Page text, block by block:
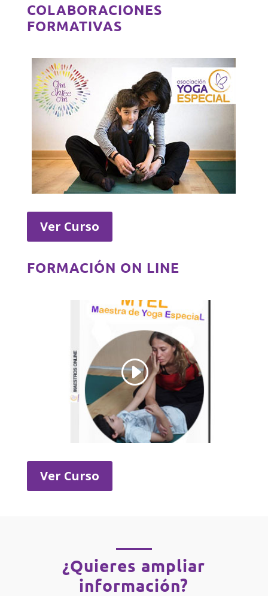
COLABORACIONES
FORMATIVAS
Ver Curso
FORMACIÓN ON LINE
Ver Curso
¿Quieres ampliar
información?